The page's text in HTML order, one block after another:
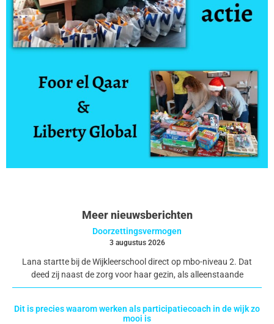
Meer nieuwsberichten
Doorzettingsvermogen
3 augustus 2026
Lana startte bij de Wijkleerschool direct op mbo-niveau 2. Dat
deed zij naast de zorg voor haar gezin, als alleenstaande
Dit is precies waarom werken als participatiecoach in de wijk zo
mooi is